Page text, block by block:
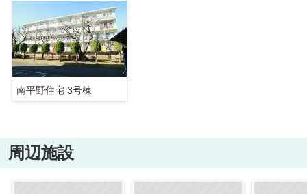
南平野住宅 3号棟
周辺施設